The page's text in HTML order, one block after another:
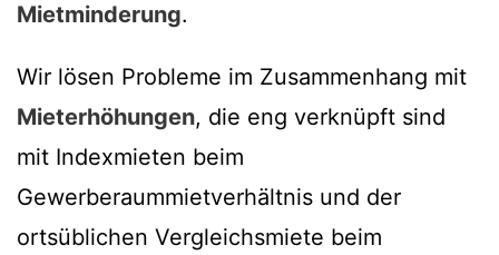
Mietminderung.
Wir lösen Probleme im Zusammenhang mit
Mieterhöhungen, die eng verknüpft sind
mit Indexmieten beim
Gewerberaummietverhältnis und der
ortsüblichen Vergleichsmiete beim